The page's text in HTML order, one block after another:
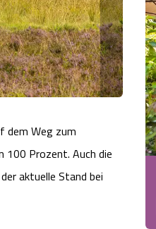
dem Weg zum
100 Prozent. Auch die
aktuelle Stand bei